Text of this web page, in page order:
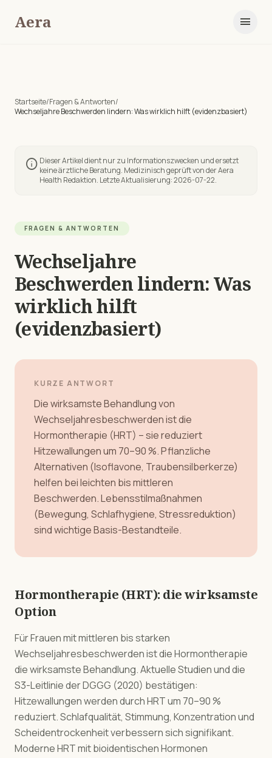
Aera menu
Startseite/Fragen & Antworten/
Wechseljahre Beschwerden lindern: Was wirklich hilft (evidenzbasiert)
info Dieser Artikel dient nur zu Informationszwecken und ersetzt
keine ärztliche Beratung. Medizinisch geprüft von der Aera
Health Redaktion. Letzte Aktualisierung:2026-07-22.
FRAGEN & ANTWORTEN
Wechseljahre
Beschwerden lindern: Was
wirklich hilft
(evidenzbasiert)
KURZE ANTWORT
Die wirksamste Behandlung von
Wechseljahresbeschwerden ist die
Hormontherapie (HRT) – sie reduziert
Hitzewallungen um 70–90 %. Pflanzliche
Alternativen (Isoflavone, Traubensilberkerze)
helfen bei leichten bis mittleren
Beschwerden. Lebensstilmaßnahmen
(Bewegung, Schlafhygiene, Stressreduktion)
sind wichtige Basis-Bestandteile.
Hormontherapie (HRT): die wirksamste
Option
Für Frauen mit mittleren bis starken
Wechseljahresbeschwerden ist die Hormontherapie
die wirksamste Behandlung. Aktuelle Studien und die
S3-Leitlinie der DGGG (2020) bestätigen:
Hitzewallungen werden durch HRT um 70–90 %
reduziert. Schlafqualität, Stimmung, Konzentration und
Scheidentrockenheit verbessern sich signifikant.
Moderne HRT mit bioidentischen Hormonen